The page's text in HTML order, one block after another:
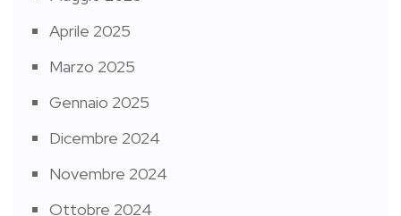
Aprile 2025
Marzo 2025
Gennaio 2025
Dicembre 2024
Novembre 2024
Ottobre 2024